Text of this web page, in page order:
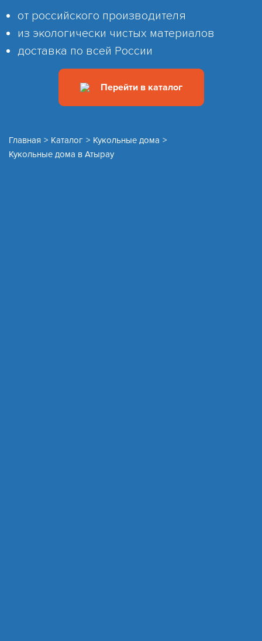
от российского производителя
из экологически чистых материалов
доставка по всей России
Перейти в каталог
Главная > Каталог > Кукольные дома >
Кукольные дома в Атырау